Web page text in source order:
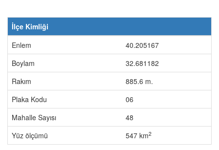
İlçe Kimliği
Enlem
40.205167
Boylam
32.681182
Rakım
885.6 m.
Plaka Kodu
06
Mahalle Sayısı
48
Yüz ölçümü
547 km2